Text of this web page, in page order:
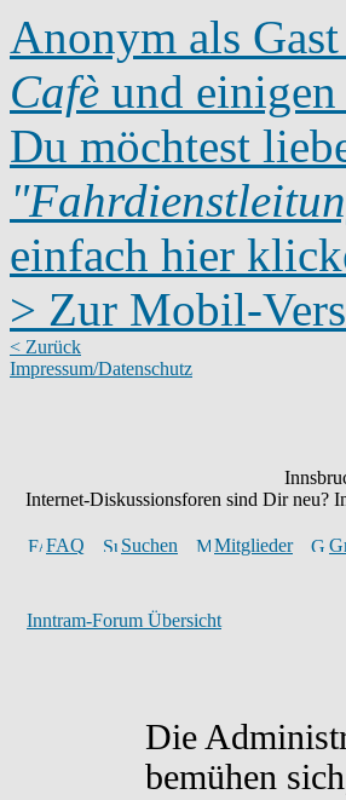
Anonym als
Cafè und
Du möchtest
einfach hier
> Zur Mobil-
< Zurück
Impressum/Datenschutz
Internet-Diskussionsforen sind Dir neu?
FAQ Suchen Mitglieder
Inntram-Forum Übersicht
Die
bemühen